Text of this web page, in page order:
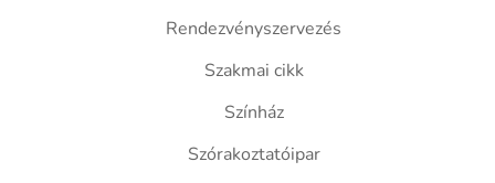
Rendezvényszervezés
Szakmai cikk
Színház
Szórakoztatóipar